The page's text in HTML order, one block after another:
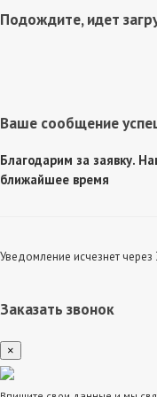
Подождите, идет
Ваше сообщение
Благодарим за заявку.
ближайшее время
Уведомление исчезнет через
Заказать звонок
×